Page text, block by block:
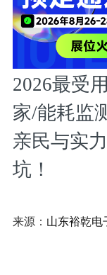
2026最受
家/能耗监
亲民与实
坑！
来源： 山东裕乾电